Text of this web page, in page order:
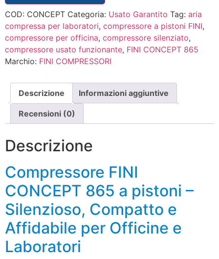
COD: CONCEPT Categoria: Usato Garantito Tag: aria
compressa per laboratori, compressore a pistoni FINI,
compressore per officina, compressore silenziato,
compressore usato funzionante, FINI CONCEPT 865
Marchio: FINI COMPRESSORI
Descrizione Informazioni aggiuntive
Recensioni (0)
Descrizione
Compressore FINI
CONCEPT 865 a pistoni –
Silenzioso, Compatto e
Affidabile per Officine e
Laboratori